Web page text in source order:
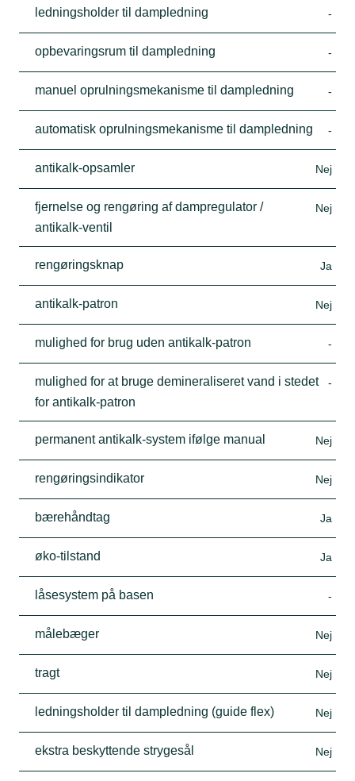
ledningsholder til dampledning -
opbevaringsrum til dampledning -
manuel oprulningsmekanisme til dampledning -
automatisk oprulningsmekanisme til dampledning -
antikalk-opsamler Nej
fjernelse og rengøring af dampregulator /
antikalk-ventil
Nej
rengøringsknap Ja
antikalk-patron Nej
mulighed for brug uden antikalk-patron -
mulighed for at bruge demineraliseret vand i stedet
for antikalk-patron
-
permanent antikalk-system ifølge manual Nej
rengøringsindikator Nej
bærehåndtag Ja
øko-tilstand Ja
låsesystem på basen -
målebæger Nej
tragt Nej
ledningsholder til dampledning (guide flex) Nej
ekstra beskyttende strygesål Nej